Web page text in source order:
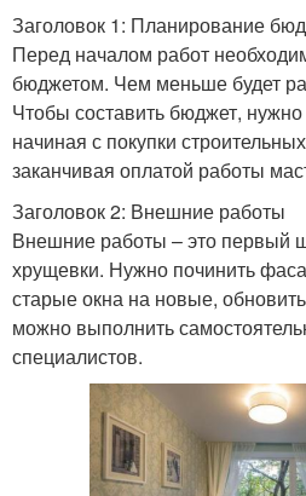
Заголовок 1: Планирование
Перед началом работ
бюджетом. Чем меньше будет
Чтобы составить бюджет,
начиная с покупки
заканчивая оплатой работы
Заголовок 2: Внешние работы
Внешние работы – это первый
хрущевки. Нужно починить
старые окна на новые,
можно выполнить
специалистов.